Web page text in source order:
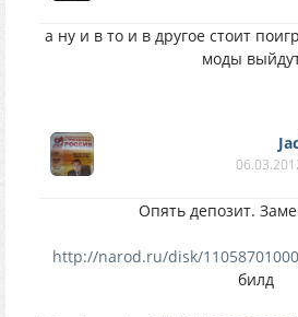
а ну и в то и в другое стоит
моды
Опять депозит.
http://narod.ru/disk/
билд